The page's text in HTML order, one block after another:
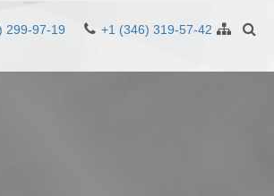
299-97-19 +1 (346) 319-57-42